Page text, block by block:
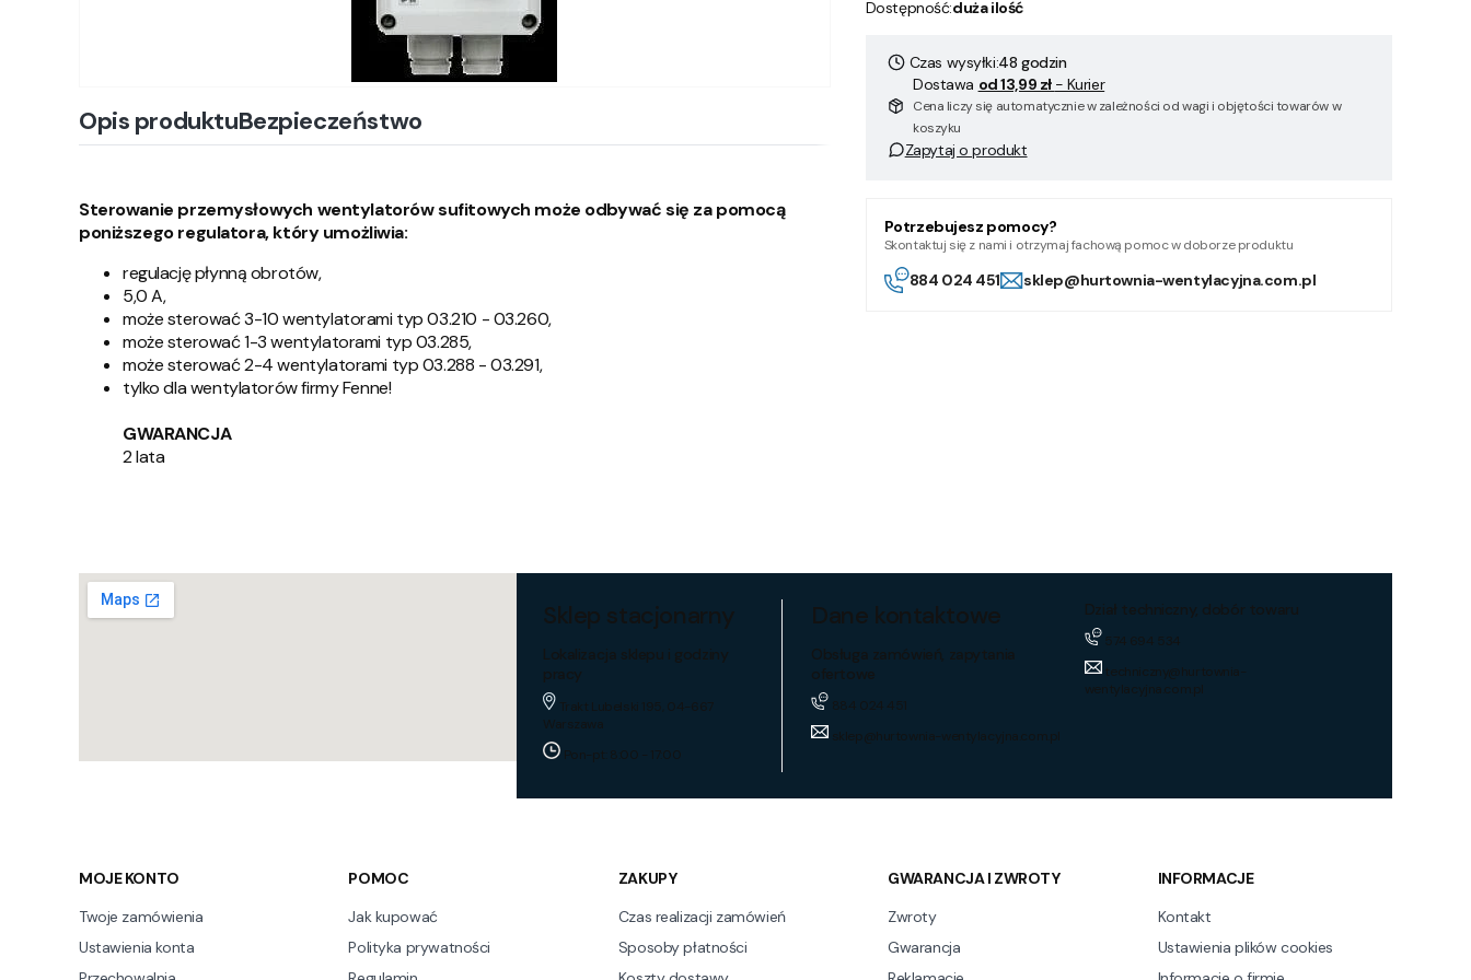
Opis produktuBezpieczeństwo
Sterowanie przemysłowych wentylatorów sufitowych może odbywać się za pomocą
poniższego regulatora, który umożliwia:
regulację płynną obrotów,
5,0 A,
może sterować 3-10 wentylatorami typ 03.210 - 03.260,
może sterować 1-3 wentylatorami typ 03.285,
może sterować 2-4 wentylatorami typ 03.288 - 03.291,
tylko dla wentylatorów firmy Fenne!
GWARANCJA
2 lata
Dostępność:duża ilość
Czas wysyłki:48 godzin
Dostawa od 13,99 zł - Kurier
Cena liczy się automatycznie w zależności od wagi i objętości towarów w
koszyku
Zapytaj o produkt
Potrzebujesz pomocy?
Skontaktuj się z nami i otrzymaj fachową pomoc w doborze produktu
884 024 451 sklep@hurtownia-wentylacyjna.com.pl
Sklep stacjonarny
Lokalizacja sklepu i godziny
pracy
Trakt Lubelski 195, 04-667
Warszawa
Pon-pt: 8:00 - 17:00
Dane kontaktowe
Obsługa zamówień, zapytania
ofertowe
884 024 451
sklep@hurtownia-wentylacyjna.com.pl
Dział techniczny, dobór towaru
574 694 534
techniczny@hurtownia-
wentylacyjna.com.pl
Linki w stopce
MOJE KONTO
Twoje zamówienia
Ustawienia konta
POMOC
Jak kupować
Polityka prywatności
ZAKUPY
Czas realizacji zamówień
Sposoby płatności
GWARANCJA I ZWROTY
Zwroty
Gwarancja
INFORMACJE
Kontakt
Ustawienia plików cookies